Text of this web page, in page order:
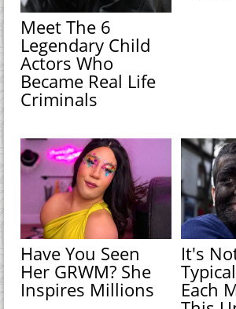
Meet The 6
Legendary Child
Actors Who
Became Real Life
Criminals
Have You Seen
Her GRWM? She
Inspires Millions
It's
Each